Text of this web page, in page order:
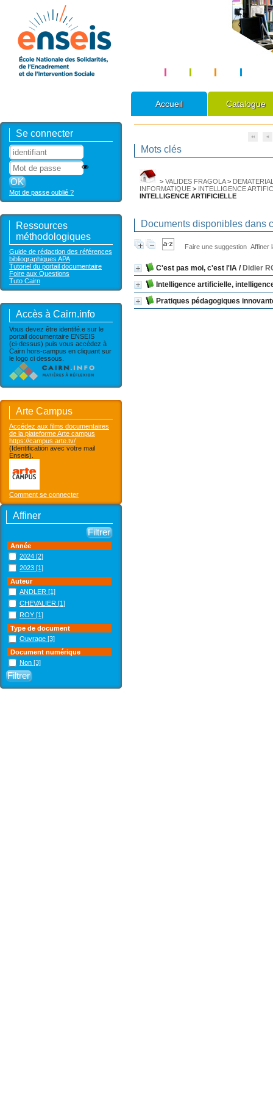
Accueil Catalogue
Se connecter
Mot de passe oublié ?
Ressources
méthodologiques
Guide de rédaction des références
bibliographiques APA
Tutoriel du portail documentaire
Foire aux Questions
Tuto Cairn
Accès à Cairn.info
Vous devez être identifé.e sur le
portail documentaire ENSEIS
(ci-dessus) puis vous accédez à
Cairn hors-campus en cliquant sur
le logo ci dessous.
Arte Campus
Accédez aux films documentaires
de la plateforme Arte campus
https://campus.arte.tv/
(Identification avec votre mail
Enseis).
Comment se connecter
Affiner
Année
2024 [2]
2023 [1]
Auteur
ANDLER [1]
CHEVALIER [1]
ROY [1]
Type de document
Ouvrage [3]
Document numérique
Non [3]
Mots clés
> VALIDES FRAGOLA>
INFORMATIQUE > INTELLIGENCE
INTELLIGENCE ARTIFICIELLE
Documents disponibles dans
Faire une suggestion Affiner
C'est pas moi, c'est l'IA / Didier
Intelligence artificielle,
Pratiques pédagogiques